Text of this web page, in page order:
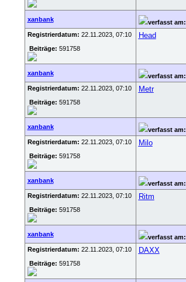
xanbank verfasst am:
Registrierdatum: 22.11.2023, 07:10
Beiträge: 591758
Head
xanbank verfasst am:
Registrierdatum: 22.11.2023, 07:10
Beiträge: 591758
Metr
xanbank verfasst am:
Registrierdatum: 22.11.2023, 07:10
Beiträge: 591758
Milo
xanbank verfasst am:
Registrierdatum: 22.11.2023, 07:10
Beiträge: 591758
Ritm
xanbank verfasst am:
Registrierdatum: 22.11.2023, 07:10
Beiträge: 591758
DAXX